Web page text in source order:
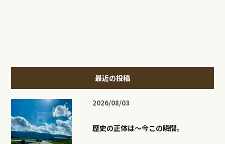
最近の投稿
2026/08/03
歴史の正体は〜今この瞬間。